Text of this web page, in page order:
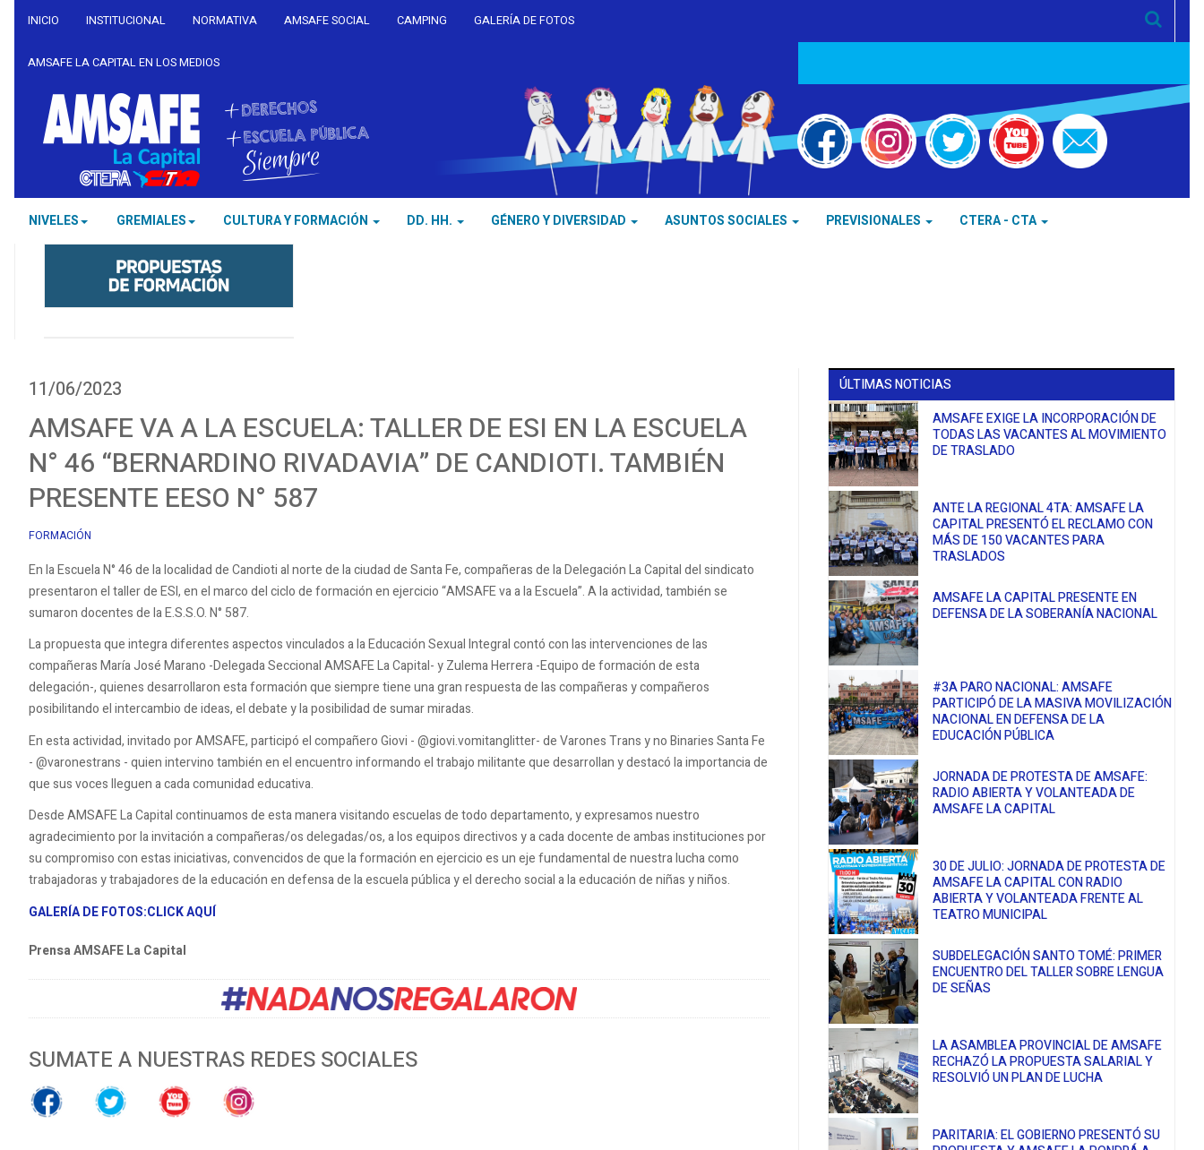
INICIO INSTITUCIONAL NORMATIVA AMSAFE SOCIAL CAMPING GALERÍA DE FOTOS
AMSAFE LA CAPITAL EN LOS MEDIOS
NIVELES GREMIALES CULTURA Y FORMACIÓN DD. HH. GÉNERO Y DIVERSIDAD ASUNTOS SOCIALES PREVISIONALES CTERA - CTA
11/06/2023
AMSAFE VA A LA ESCUELA: TALLER DE ESI EN LA ESCUELA
N° 46 “BERNARDINO RIVADAVIA” DE CANDIOTI. TAMBIÉN
PRESENTE EESO N° 587
FORMACIÓN
En la Escuela N° 46 de la localidad de Candioti al norte de la ciudad de Santa Fe, compañeras de la Delegación La Capital del sindicato
presentaron el taller de ESI, en el marco del ciclo de formación en ejercicio “AMSAFE va a la Escuela”. A la actividad, también se
sumaron docentes de la E.S.S.O. N° 587.
La propuesta que integra diferentes aspectos vinculados a la Educación Sexual Integral contó con las intervenciones de las
compañeras María José Marano -Delegada Seccional AMSAFE La Capital- y Zulema Herrera -Equipo de formación de esta
delegación-, quienes desarrollaron esta formación que siempre tiene una gran respuesta de las compañeras y compañeros
posibilitando el intercambio de ideas, el debate y la posibilidad de sumar miradas.
En esta actividad, invitado por AMSAFE, participó el compañero Giovi - @giovi.vomitanglitter- de Varones Trans y no Binaries Santa Fe
- @varonestrans - quien intervino también en el encuentro informando el trabajo militante que desarrollan y destacó la importancia de
que sus voces lleguen a cada comunidad educativa.
Desde AMSAFE La Capital continuamos de esta manera visitando escuelas de todo departamento, y expresamos nuestro
agradecimiento por la invitación a compañeras/os delegadas/os, a los equipos directivos y a cada docente de ambas instituciones por
su compromiso con estas iniciativas, convencidos de que la formación en ejercicio es un eje fundamental de nuestra lucha como
trabajadoras y trabajadores de la educación en defensa de la escuela pública y el derecho social a la educación de niñas y niños.
GALERÍA DE FOTOS:CLICK AQUÍ
Prensa AMSAFE La Capital
SUMATE A NUESTRAS REDES SOCIALES
ÚLTIMAS NOTICIAS
AMSAFE EXIGE LA INCORPORACIÓN DE
TODAS LAS VACANTES AL MOVIMIENTO
DE TRASLADO
ANTE LA REGIONAL 4TA: AMSAFE LA
CAPITAL PRESENTÓ EL RECLAMO CON
MÁS DE 150 VACANTES PARA
TRASLADOS
AMSAFE LA CAPITAL PRESENTE EN
DEFENSA DE LA SOBERANÍA NACIONAL
#3A PARO NACIONAL: AMSAFE
PARTICIPÓ DE LA MASIVA MOVILIZACIÓN
NACIONAL EN DEFENSA DE LA
EDUCACIÓN PÚBLICA
JORNADA DE PROTESTA DE AMSAFE:
RADIO ABIERTA Y VOLANTEADA DE
AMSAFE LA CAPITAL
30 DE JULIO: JORNADA DE PROTESTA DE
AMSAFE LA CAPITAL CON RADIO
ABIERTA Y VOLANTEADA FRENTE AL
TEATRO MUNICIPAL
SUBDELEGACIÓN SANTO TOMÉ: PRIMER
ENCUENTRO DEL TALLER SOBRE LENGUA
DE SEÑAS
LA ASAMBLEA PROVINCIAL DE AMSAFE
RECHAZÓ LA PROPUESTA SALARIAL Y
RESOLVIÓ UN PLAN DE LUCHA
PARITARIA: EL GOBIERNO PRESENTÓ SU